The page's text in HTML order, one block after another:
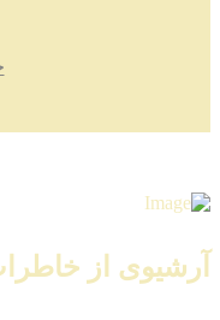
آرشیوی از